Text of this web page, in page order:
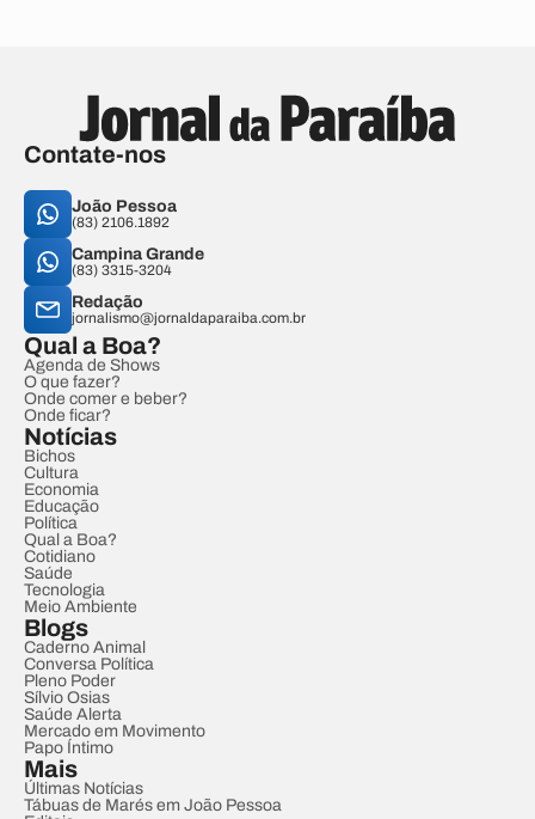
Contate-nos
João Pessoa
(83) 2106.1892
Campina Grande
(83) 3315-3204
Redação
jornalismo@jornaldaparaiba.com.br
Qual a Boa?
Agenda de Shows
O que fazer?
Onde comer e beber?
Onde ficar?
Notícias
Bichos
Cultura
Economia
Educação
Política
Qual a Boa?
Cotidiano
Saúde
Tecnologia
Meio Ambiente
Blogs
Caderno Animal
Conversa Política
Pleno Poder
Sílvio Osias
Saúde Alerta
Mercado em Movimento
Papo Íntimo
Mais
Últimas Notícias
Tábuas de Marés em João Pessoa